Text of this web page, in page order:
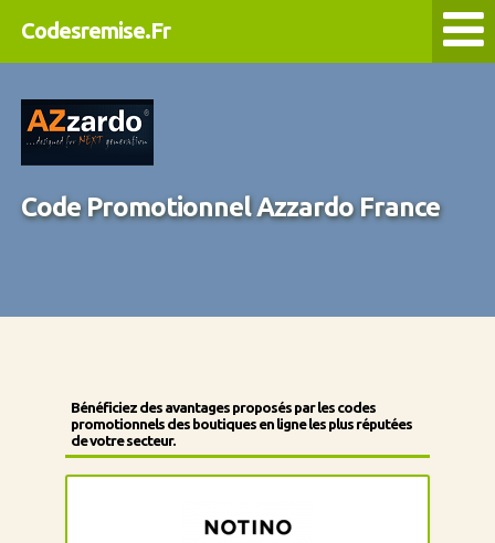
Codesremise.Fr
Code Promotionnel Azzardo France
Bénéficiez des avantages proposés par les codes
promotionnels des boutiques en ligne les plus réputées
de votre secteur.